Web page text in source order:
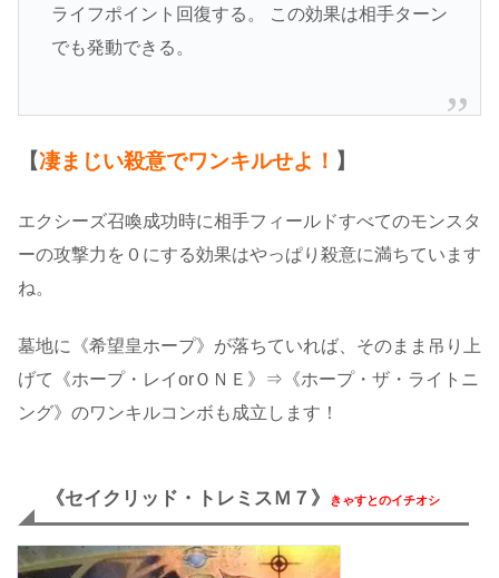
ライフポイント回復する。 この効果は相手ターン
でも発動できる。
【凄まじい殺意でワンキルせよ！ 】
エクシーズ召喚成功時に相手フィールドすべてのモンスタ
ーの攻撃力を０にする効果はやっぱり殺意に満ちています
ね。
墓地に《希望皇ホープ》が落ちていれば、そのまま吊り上
げて《ホープ・レイorＯＮＥ》⇒《ホープ・ザ・ライトニ
ング》のワンキルコンボも成立します！
《セイクリッド・トレミスＭ７》 きゃすとのイチオシ